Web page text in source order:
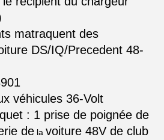
matraquent des
DS/IQ/Precedent 48-
véhicules 36-Volt
: 1 prise de poignée de
de la voiture 48V de club